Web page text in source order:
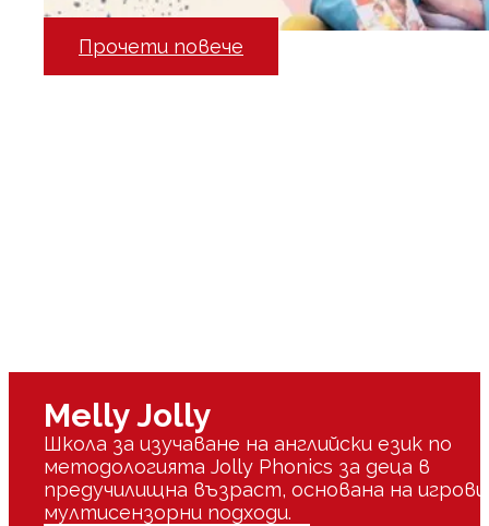
Прочети повече
Melly Jolly
Школа за изучаване на английски език по
методологията Jolly Phonics за деца в
предучилищна възраст, основана на
мултисензорни подходи.